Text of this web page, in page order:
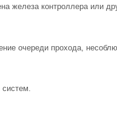
железа контроллера или
очереди прохода,
систем.